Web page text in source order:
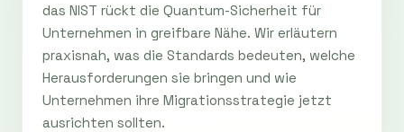
das NIST rückt die Quantum-Sicherheit für
Unternehmen in greifbare Nähe. Wir erläutern
praxisnah, was die Standards bedeuten, welche
Herausforderungen sie bringen und wie
Unternehmen ihre Migrationsstrategie jetzt
ausrichten sollten.